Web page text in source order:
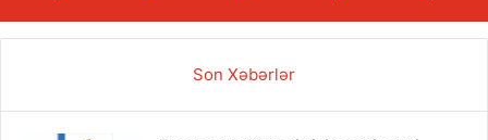
Son Xəbərlər